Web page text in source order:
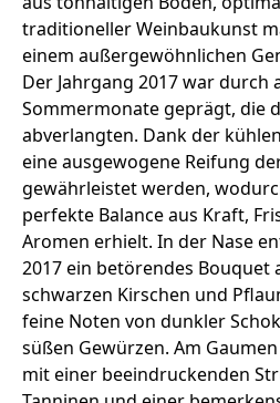
traditioneller Weinbaukunst
einem außergewöhnlichen
Der Jahrgang 2017 war
Sommermonate geprägt, die
abverlangten. Dank der
eine ausgewogene Reifung
gewährleistet werden,
perfekte Balance aus Kraft,
Aromen erhielt. In der Nase
2017 ein betörendes Bouquet
schwarzen Kirschen und
feine Noten von dunkler
süßen Gewürzen. Am
mit einer beeindruckenden